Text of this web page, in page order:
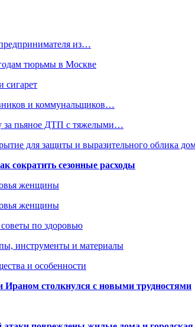
из…
тюрьмы в Москве
сигарет
и коммунальщиков…
за пьяное ДТП с тяжелыми…
для защиты и выразительного облика
сократить сезонные расходы
женщины
женщины
по здоровью
инструменты и материалы
и особенности
столкнулся с новыми трудностями